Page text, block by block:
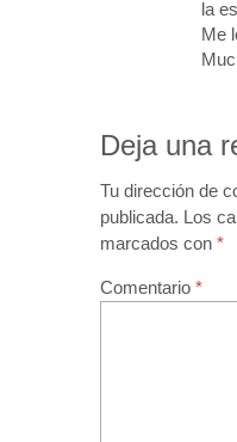
la
Me
Deja una
Tu dirección de
publicada. Los
marcados con *
Comentario *